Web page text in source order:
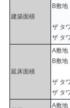
建築面積
B敷地
ザ タ
ザ タ
延床面積
A敷地
B敷地
ザ タ
ザ タ
A敷地